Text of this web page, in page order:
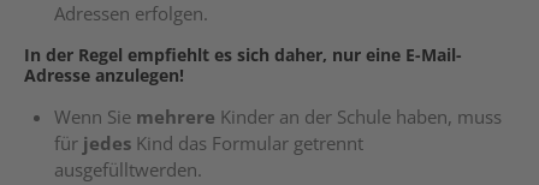
Adressen erfolgen.
In der Regel empfiehlt es sich daher, nur eine E-Mail-
Adresse anzulegen!
Wenn Sie mehrere Kinder an der Schule haben, muss
für jedes Kind das Formular getrennt
ausgefülltwerden.